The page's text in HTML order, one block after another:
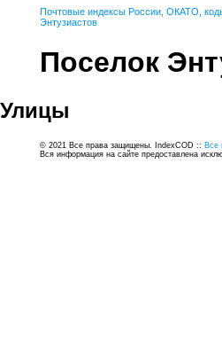
Почтовые индексы России, ОКАТО,
Энтузиастов
Поселок
Улицы
© 2021 Все права защищены. IndexCOD :: Все
Вся информация на сайте предоставлена